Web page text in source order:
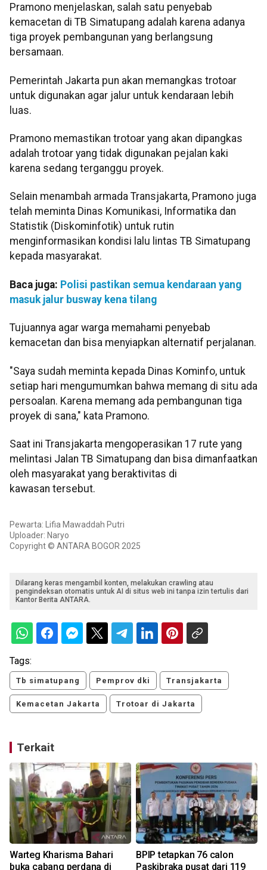
Pramono menjelaskan, salah satu penyebab
kemacetan di TB Simatupang adalah karena adanya
tiga proyek pembangunan yang berlangsung
bersamaan.
Pemerintah Jakarta pun akan memangkas trotoar
untuk digunakan agar jalur untuk kendaraan lebih
luas.
Pramono memastikan trotoar yang akan dipangkas
adalah trotoar yang tidak digunakan pejalan kaki
karena sedang terganggu proyek.
Selain menambah armada Transjakarta, Pramono juga
telah meminta Dinas Komunikasi, Informatika dan
Statistik (Diskominfotik) untuk rutin
menginformasikan kondisi lalu lintas TB Simatupang
kepada masyarakat.
Baca juga: Polisi pastikan semua kendaraan yang
masuk jalur busway kena tilang
Tujuannya agar warga memahami penyebab
kemacetan dan bisa menyiapkan alternatif perjalanan.
"Saya sudah meminta kepada Dinas Kominfo, untuk
setiap hari mengumumkan bahwa memang di situ ada
persoalan. Karena memang ada pembangunan tiga
proyek di sana," kata Pramono.
Saat ini Transjakarta mengoperasikan 17 rute yang
melintasi Jalan TB Simatupang dan bisa dimanfaatkan
oleh masyarakat yang beraktivitas di
kawasan tersebut.
Pewarta: Lifia Mawaddah Putri
Uploader: Naryo
Copyright © ANTARA BOGOR 2025
Dilarang keras mengambil konten, melakukan crawling atau
pengindeksan otomatis untuk AI di situs web ini tanpa izin tertulis dari
Kantor Berita ANTARA.
Tags:
Tb simatupang Pemprov dki Transjakarta
Kemacetan Jakarta Trotoar di Jakarta
Terkait
Warteg Kharisma Bahari
buka cabang perdana di
BPIP tetapkan 76 calon
Paskibraka pusat dari 119